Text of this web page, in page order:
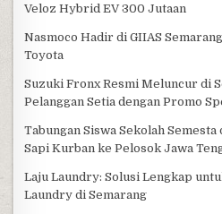
Veloz Hybrid EV 300 Jutaan
Nasmoco Hadir di GIIAS
Toyota
Suzuki Fronx Resmi Meluncur di
Pelanggan Setia dengan Promo
Tabungan Siswa Sekolah
Sapi Kurban ke Pelosok Jawa
Laju Laundry: Solusi Lengkap
Laundry di Semarang